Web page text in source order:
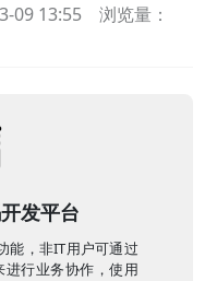
09 13:55
浏览量：
发平台
能，非IT用户可通过
行业务协作，使用